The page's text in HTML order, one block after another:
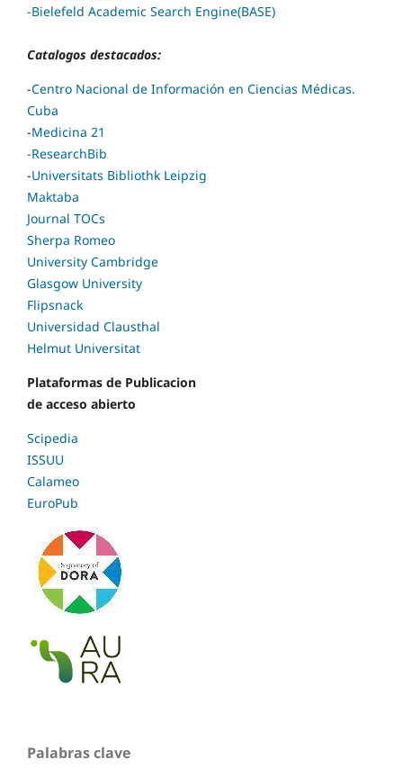
-Bielefeld Academic Search Engine(BASE)
Catalogos destacados:
-Centro Nacional de Información en Ciencias Médicas.
Cuba
-Medicina 21
-ResearchBib
-Universitats Bibliothk Leipzig
Maktaba
Journal TOCs
Sherpa Romeo
University Cambridge
Glasgow University
Flipsnack
Universidad Clausthal
Helmut Universitat
Plataformas de Publicacion
de acceso abierto
Scipedia
ISSUU
Calameo
EuroPub
Palabras clave